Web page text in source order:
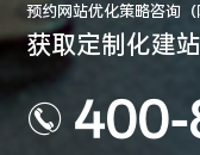
预约网站优化策略咨询（
获取定制化建
400-